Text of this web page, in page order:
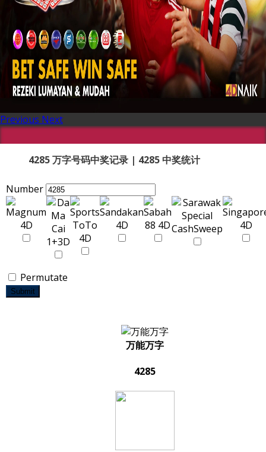
Previous Next
4285 万字号码中奖记录 | 4285 中奖统计
Number
Permutate
Submit
万能万字
4285